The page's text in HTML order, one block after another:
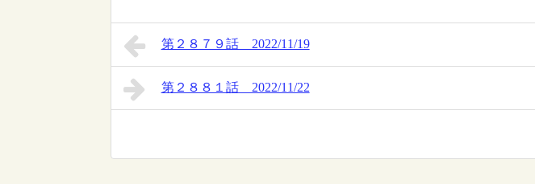
第２８７９話 2022/11/19
第２８８１話 2022/11/22